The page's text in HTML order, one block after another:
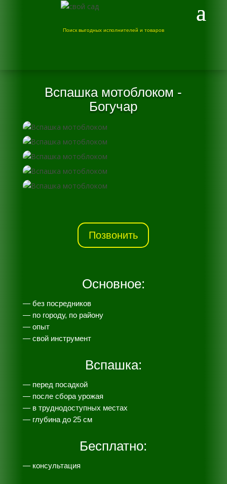
Поиск выгодных исполнителей и товаров
Вспашка мотоблоком -
Богучар
Позвонить
Основное:
— без посредников
— по городу, по району
— опыт
— свой инструмент
Вспашка:
— перед посадкой
— после сбора урожая
— в труднодоступных местах
— глубина до 25 см
Бесплатно:
— консультация